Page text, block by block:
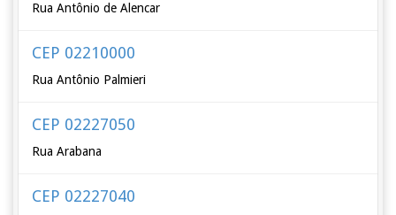
Rua Antônio de Alencar
CEP 02210000
Rua Antônio Palmieri
CEP 02227050
Rua Arabana
CEP 02227040